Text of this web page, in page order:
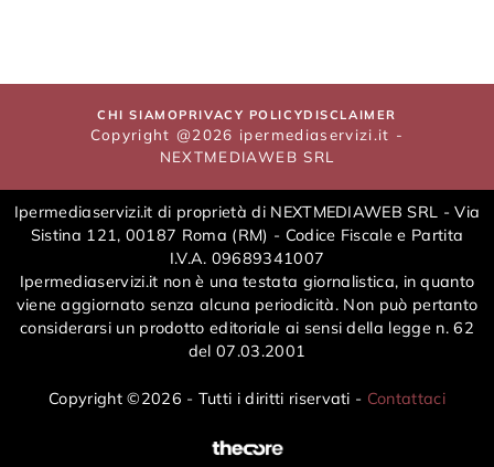
CHI SIAMOPRIVACY POLICYDISCLAIMER
Copyright @2026 ipermediaservizi.it -
NEXTMEDIAWEB SRL
Ipermediaservizi.it di proprietà di NEXTMEDIAWEB SRL - Via
Sistina 121, 00187 Roma (RM) - Codice Fiscale e Partita
I.V.A. 09689341007
Ipermediaservizi.it non è una testata giornalistica, in quanto
viene aggiornato senza alcuna periodicità. Non può pertanto
considerarsi un prodotto editoriale ai sensi della legge n. 62
del 07.03.2001
Copyright ©2026 - Tutti i diritti riservati - Contattaci